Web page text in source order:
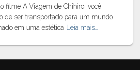
filme A Viagem de Chihiro, você
de ser transportado para um mundo
em uma estética
Leia mais…